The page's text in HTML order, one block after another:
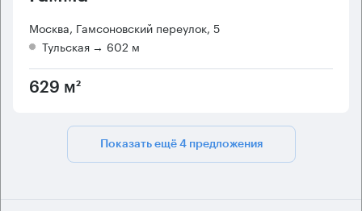
Москва, Гамсоновский переулок, 5
Тульская → 602 м
629 м²
Показать ещё 4 предложения